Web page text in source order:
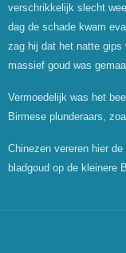
verschrikkelijk slecht
dag de schade kwam
zag hij dat het natte gips
massief goud was
Vermoedelijk was het
Birmese plunderaars,
Chinezen vereren hier
bladgoud op de kleinere